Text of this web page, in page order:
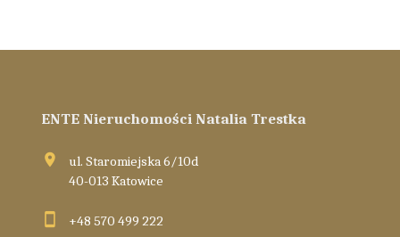
ENTE Nieruchomości Natalia Trestka
ul. Staromiejska 6/10d
40-013 Katowice
+48 570 499 222